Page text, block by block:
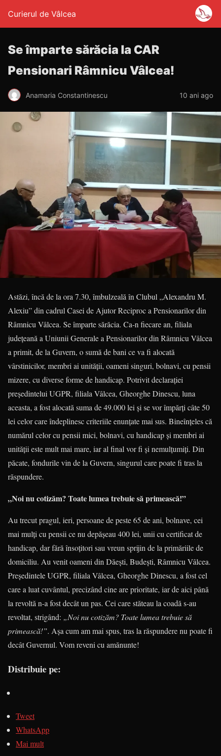
Curierul de Vâlcea
Se împarte sărăcia la CAR
Pensionari Râmnicu Vâlcea!
Anamaria Constantinescu 10 ani ago
Astăzi, încă de la ora 7.30, îmbulzeală în Clubul „Alexandru M.
Alexiu” din cadrul Casei de Ajutor Reciproc a Pensionarilor din
Râmnicu Vâlcea. Se împarte sărăcia. Ca-n fiecare an, filiala
județeană a Uniunii Generale a Pensionarilor din Râmnicu Vâlcea
a primit, de la Guvern, o sumă de bani ce va fi alocată
vârstinicilor, membri ai unității, oameni singuri, bolnavi, cu pensii
mizere, cu diverse forme de handicap. Potrivit declarației
președintelui UGPR, filiala Vâlcea, Gheorghe Dinescu, luna
aceasta, a fost alocată suma de 49.000 lei și se vor împărți câte 50
lei celor care îndeplinesc criteriile enunțate mai sus. Bineînțeles că
numărul celor cu pensii mici, bolnavi, cu handicap și membri ai
unității este mult mai mare, iar al final vor fi și nemulțumiți. Din
păcate, fondurile vin de la Guvern, singurul care poate fi tras la
răspundere.
„Noi nu cotizăm? Toate lumea trebuie să primească!”
Au trecut pragul, ieri, persoane de peste 65 de ani, bolnave, cei
mai mulți cu pensii ce nu depășeau 400 lei, unii cu certificat de
handicap, dar fără însoțitori sau vreun sprijin de la primăriile de
domiciliu. Au venit oameni din Dăești, Budești, Râmnicu Vâlcea.
Președintele UGPR, filiala Vâlcea, Gheorghe Dinescu, a fost cel
care a luat cuvântul, precizând cine are prioritate, iar de aici până
la revoltă n-a fost decât un pas. Cei care stăteau la coadă s-au
revoltat, strigând: „Noi nu cotizăm? Toate lumea trebuie să
primească!”. Așa cum am mai spus, tras la răspundere nu poate fi
decât Guvernul. Vom reveni cu amănunte!
Distribuie pe:
Tweet
WhatsApp
Mai mult